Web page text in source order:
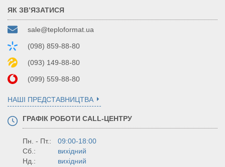
ЯК ЗВ’ЯЗАТИСЯ
sale@teploformat.ua
(098) 859-88-80
(093) 149-88-80
(099) 559-88-80
НАШІ ПРЕДСТАВНИЦТВА
ГРАФІК РОБОТИ CALL-ЦЕНТРУ
Пн. - Пт.:
09:00-18:00
Сб.:
вихідний
Нд.:
вихідний